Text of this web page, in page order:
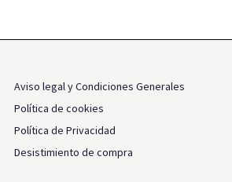
Aviso legal y Condiciones Generales
Política de cookies
Política de Privacidad
Desistimiento de compra